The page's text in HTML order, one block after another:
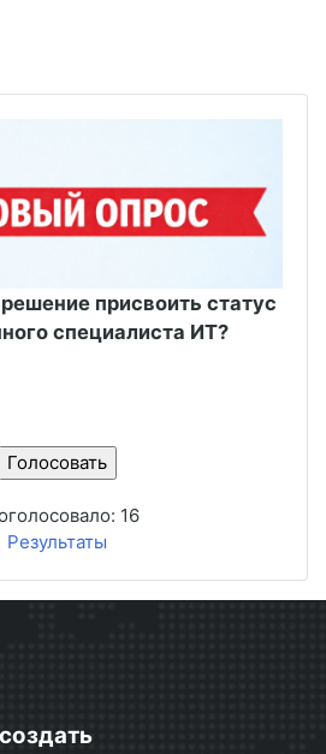
присвоить статус
специалиста ИТ?
16
Результаты